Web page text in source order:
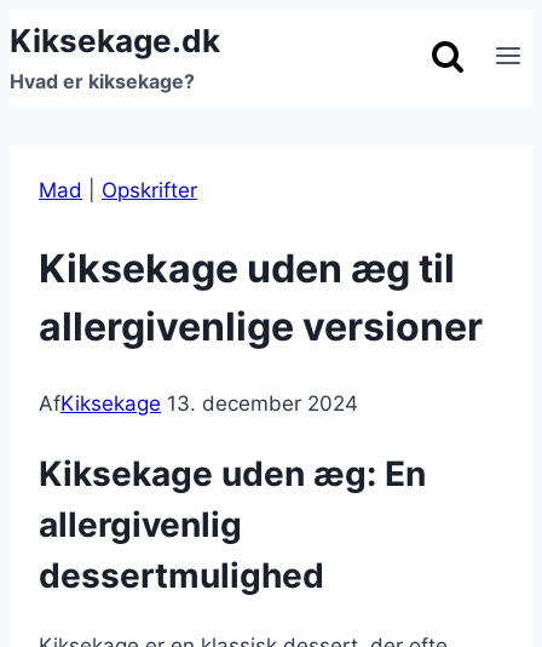
Fortsæt
til
indhold
Kiksekage.dk
Hvad er kiksekage?
Mad Opskrifter
Kiksekage uden æg til
allergivenlige versioner
AfKiksekage 13. december 2024
Kiksekage uden æg: En
allergivenlig
dessertmulighed